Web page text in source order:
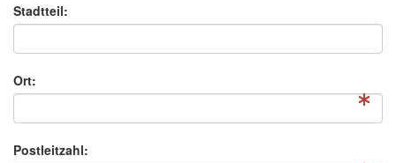
Stadtteil:
Ort:
Postleitzahl: